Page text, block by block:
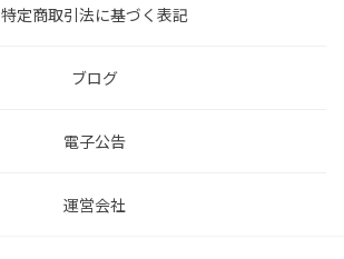
特定商取引法に基づく表記
ブログ
電子公告
運営会社